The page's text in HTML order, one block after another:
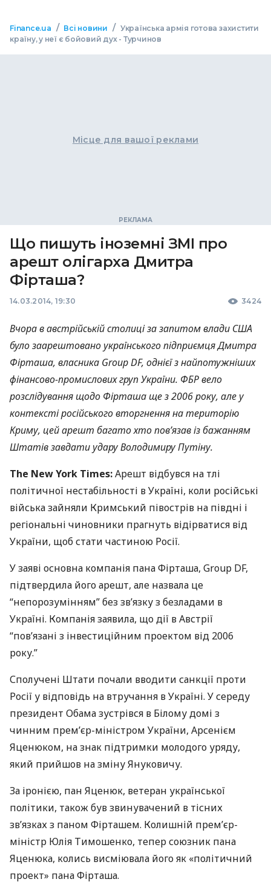
Finance.ua / Всі новини / Українська армія готова захистити
країну, у неї є бойовий дух - Турчинов
Місце для вашої реклами
Що пишуть іноземні ЗМІ про
арешт олігарха Дмитра
Фірташа?
14.03.2014, 19:30 3424
Вчора в австрійській столиці за запитом влади США
було заарештовано українського підприємця Дмитра
Фірташа, власника Group DF, однієї з найпотужніших
фінансово-промислових груп України. ФБРвело
розслідування щодо Фірташа ще з 2006 року, але у
контексті російського вторгнення на територію
Криму, цей арешт багато хто пов’язав із бажанням
Штатів завдати удару Володимиру Путіну.
The New York Times:Арешт відбувся на тлі
політичної нестабільності в Україні, коли російські
війська зайняли Кримський півострів на півдні і
регіональні чиновники прагнуть відірватися від
України, щоб стати частиною Росії.
У заяві основна компанія пана Фірташа, Group DF,
підтвердила його арешт, але назвала це
“непорозумінням” без зв’язку з безладами в
Україні. Компанія заявила, що дії в Австрії
“пов’язані з інвестиційним проектом від 2006
року.”
Сполучені Штати почали вводити санкції проти
Росії у відповідь на втручання в Україні. У середу
президент Обама зустрівся в Білому домі з
чинним прем’єр-міністром України, Арсенієм
Яценюком, на знак підтримки молодого уряду,
який прийшов на зміну Януковичу.
За іронією, пан Яценюк, ветеран української
політики, також був звинувачений в тісних
зв’язках з паном Фірташем. Колишній прем’єр-
міністр Юлія Тимошенко, тепер союзник пана
Яценюка, колись висміювала його як «політичний
проект» пана Фірташа.